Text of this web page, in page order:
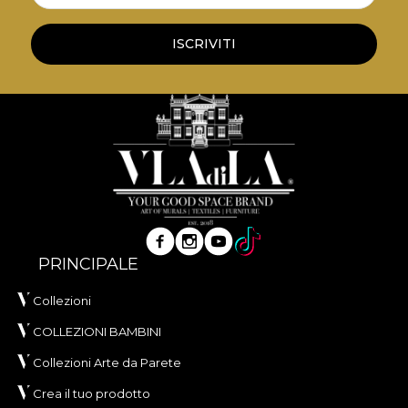
și aspect sofisticat, conceput pentru interioare în
care confortul tactil și eleganța vizuală sunt
esențiale. Realizat din100% poliester
oferă consistență și o prezență vizuală bogată.
Materialul are tratamentWater Repellent
Fire Retardant
, fiind potrivit atât
pentru utilizare rezidențială, cât și pentru proiecte
profesionale de amenajare. Este certificat
șiREACH.
Cu o lățime de 142 ± 3 cm, VELVET oferă o bună
abraziune. Se evidențiază și prin comportament
bun la scămoșare, frecare umedă și uscată, precum
țigară.
Tip:material tricotat
ISCRIVITI
PRINCIPALE
Collezioni
COLLEZIONI BAMBINI
Collezioni Arte da Parete
Crea il tuo prodotto